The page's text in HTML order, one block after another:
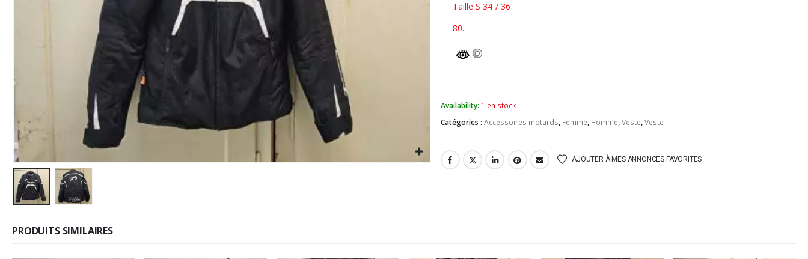
Taille S 34 / 36
80.-
Availability: 1 en stock
Catégories : Accessoires motards, Femme, Homme,Veste,Veste
AJOUTER À MES ANNONCES FAVORITES
PRODUITS SIMILAIRES